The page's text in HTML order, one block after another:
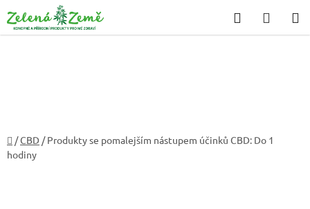
na
obsah
Hledat
KOŠÍK
Domů
/CBD / Produkty se pomalejším nástupem účinků CBD: Do 1
hodiny